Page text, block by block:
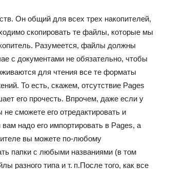
Он общий для всех трех накопителей,
скопировать те файлы, которые мы
Разумеется, файлы должны
с документами не обязательно, чтобы
для чтения все те форматы
То есть, скажем, отсутствие Pages
его прочесть. Впрочем, даже если у
сможете его отредактировать и
надо его импортировать в Pages, а
вы можете по-любому
папки с любыми названиями (в том
разного типа и т. п.После того, как все